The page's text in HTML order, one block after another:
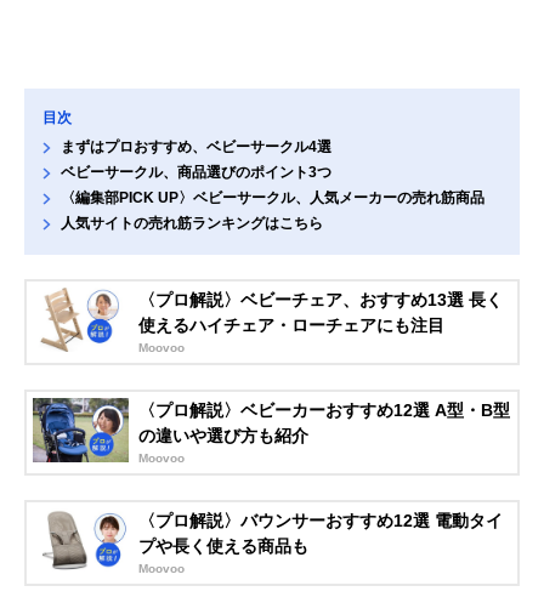
目次
まずはプロおすすめ、ベビーサークル4選
ベビーサークル、商品選びのポイント3つ
〈編集部PICK UP〉ベビーサークル、人気メーカーの売れ筋商品
人気サイトの売れ筋ランキングはこちら
〈プロ解説〉ベビーチェア、おすすめ13選 長く
使えるハイチェア・ローチェアにも注目
Moovoo
〈プロ解説〉ベビーカーおすすめ12選 A型・B型
の違いや選び方も紹介
Moovoo
〈プロ解説〉バウンサーおすすめ12選 電動タイ
プや長く使える商品も
Moovoo